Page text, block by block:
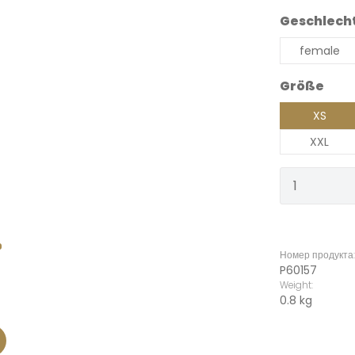
Выберите
female
Выберите
Größe
XS
XXL
Номер продукта:
P60157
Weight:
0.8 kg